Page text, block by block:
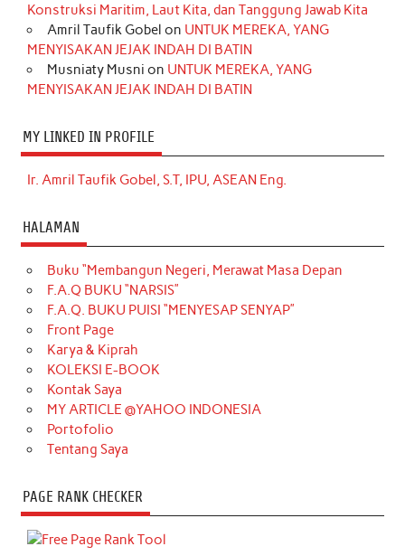
Konstruksi Maritim, Laut Kita, dan Tanggung Jawab Kita
Amril Taufik Gobel on UNTUK MEREKA, YANG
MENYISAKAN JEJAK INDAH DI BATIN
Musniaty Musni on UNTUK MEREKA, YANG
MENYISAKAN JEJAK INDAH DI BATIN
MY LINKED IN PROFILE
Ir. Amril Taufik Gobel, S.T, IPU, ASEAN Eng.
HALAMAN
Buku “Membangun Negeri, Merawat Masa Depan
F.A.Q BUKU “NARSIS”
F.A.Q. BUKU PUISI “MENYESAP SENYAP”
Front Page
Karya & Kiprah
KOLEKSI E-BOOK
Kontak Saya
MY ARTICLE @YAHOO INDONESIA
Portofolio
Tentang Saya
PAGE RANK CHECKER